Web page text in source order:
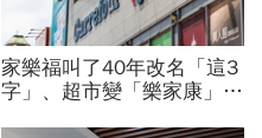
家樂福叫了40年改名「這3
字」、超市變「樂家康」...